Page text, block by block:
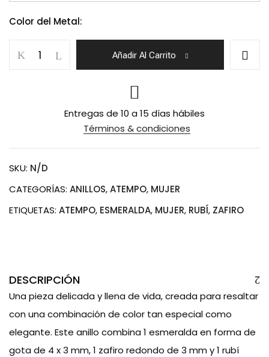
Color del Metal:
Trío
Añadir Al Carrito
Entregas de 10 a 15 días hábiles
Términos & condiciones
SKU: N/D
CATEGORÍAS: ANILLOS,ATEMPO, MUJER
ETIQUETAS: ATEMPO, ESMERALDA, MUJER, RUBÍ, ZAFIRO
DESCRIPCIÓN
Una pieza delicada y llena de vida, creada para resaltar
con una combinación de color tan especial como
elegante. Este anillo combina 1 esmeralda en forma de
gota de 4 x 3 mm, 1 zafiro redondo de 3 mm y 1 rubí